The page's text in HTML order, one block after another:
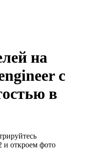
на
с
в
и откроем фото